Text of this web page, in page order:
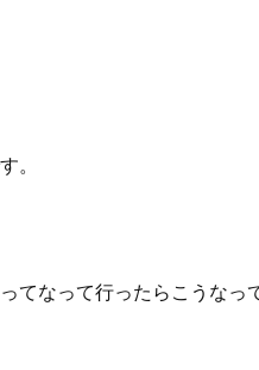
。
てなって行ったらこうなっ